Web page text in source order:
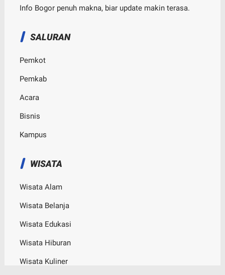
Info Bogor penuh makna, biar update makin terasa.
SALURAN
Pemkot
Pemkab
Acara
Bisnis
Kampus
WISATA
Wisata Alam
Wisata Belanja
Wisata Edukasi
Wisata Hiburan
Wisata Kuliner